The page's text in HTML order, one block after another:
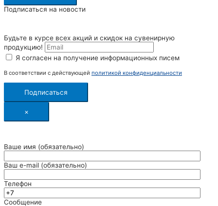
Подписаться на новости
Будьте в курсе всех акций и скидок на сувенирную
продукцию!
Я согласен на получение информационных писем
В соответствии с действующей политикой конфиденциальности
Подписаться
×
Ваше имя (обязательно)
Ваш e-mail (обязательно)
Телефон
Сообщение